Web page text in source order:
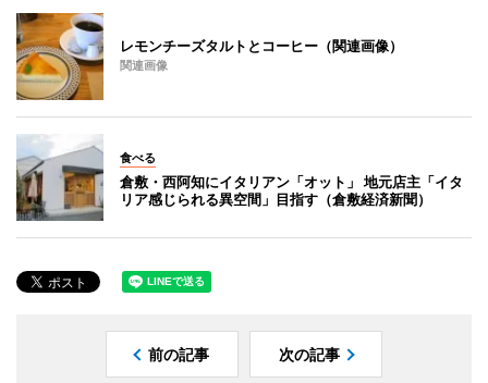
レモンチーズタルトとコーヒー（関連画像）
関連画像
食べる
倉敷・西阿知にイタリアン「オット」 地元店主「イタ
リア感じられる異空間」目指す（倉敷経済新聞）
前の記事 次の記事